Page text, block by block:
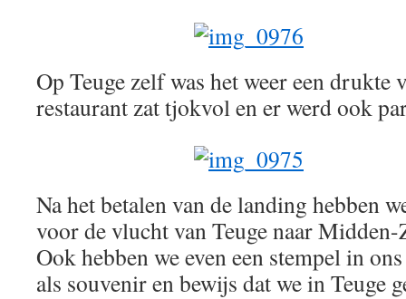
Op Teuge zelf was het weer een drukte
restaurant zat tjokvol en er werd ook
Na het betalen van de landing hebben
voor de vlucht van Teuge naar
Ook hebben we even een stempel in
als souvenir en bewijs dat we in Teuge